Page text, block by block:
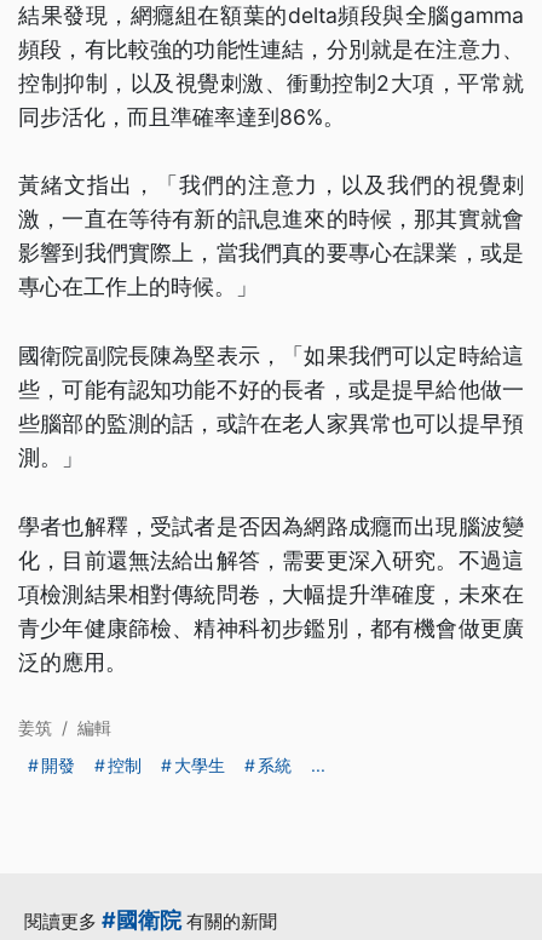
結果發現，網癮組在額葉的delta頻段與全腦gamma
頻段，有比較強的功能性連結，分別就是在注意力、
控制抑制，以及視覺刺激、衝動控制2大項，平常就
同步活化，而且準確率達到86%。
黃緒文指出，「我們的注意力，以及我們的視覺刺
激，一直在等待有新的訊息進來的時候，那其實就會
影響到我們實際上，當我們真的要專心在課業，或是
專心在工作上的時候。」
國衛院副院長陳為堅表示，「如果我們可以定時給這
些，可能有認知功能不好的長者，或是提早給他做一
些腦部的監測的話，或許在老人家異常也可以提早預
測。」
學者也解釋，受試者是否因為網路成癮而出現腦波變
化，目前還無法給出解答，需要更深入研究。不過這
項檢測結果相對傳統問卷，大幅提升準確度，未來在
青少年健康篩檢、精神科初步鑑別，都有機會做更廣
泛的應用。
姜筑 / 編輯
開發
控制 大學生 系統 ...
閱讀更多 #國衛院有關的新聞